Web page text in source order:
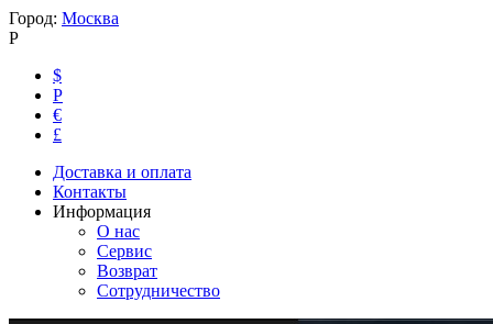
Город: Москва
Р
$
Р
€
£
Доставка и оплата
Контакты
Информация
О нас
Сервис
Возврат
Сотрудничество